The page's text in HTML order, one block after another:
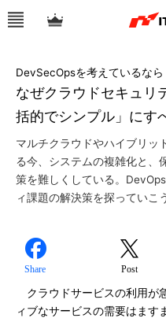
なぜクラウドセキュリ
括的でシンプル」にす
DevSecOpsを考えているなら
マルチクラウドやハイブリッ
る今、システムの複雑化と、
策を難しくしている。
ィ課題の解決策を探っていこ
Share Post
クラウドサービスの利用が
ィブなサービスの需要はます